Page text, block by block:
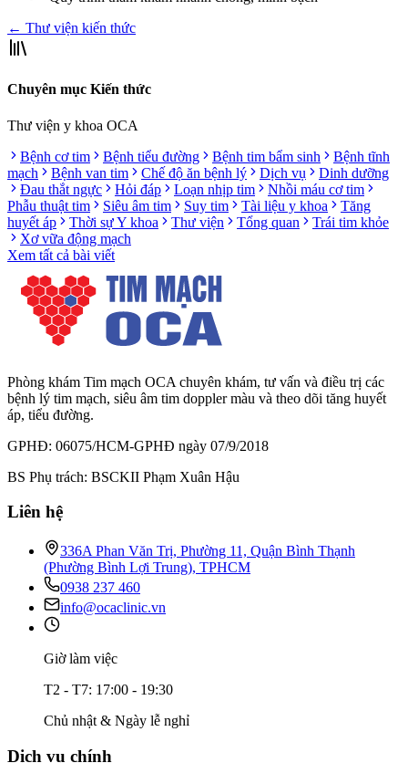
← Thư viện kiến thức
Chuyên mục Kiến thức
Thư viện y khoa OCA
Bệnh cơ tim
Bệnh tiểu đường Bệnh tim bẩm sinh
Bệnh tĩnh
mạch
Bệnh van tim Chế độ ăn bệnh lý Dịch vụ
Dinh dưỡng
Đau thắt ngực
Hỏi đáp Loạn nhịp tim
Nhồi máu cơ tim
Phẫu thuật tim
Siêu âm tim Suy tim Tài liệu y khoa
Tăng
huyết áp
Thời sự Y khoa Thư viện Tổng quan
Trái tim khỏe
Xơ vữa động mạch
Xem tất cả bài viết
Phòng khám Tim mạch OCA chuyên khám, tư vấn và điều trị các
bệnh lý tim mạch, siêu âm tim doppler màu và theo dõi tăng huyết
áp, tiểu đường.
GPHĐ: 06075/HCM-GPHĐ ngày 07/9/2018
BS Phụ trách: BSCKII Phạm Xuân Hậu
Liên hệ
336A Phan Văn Trị, Phường 11, Quận Bình Thạnh
(Phường Bình Lợi Trung), TPHCM
0938 237 460
info@ocaclinic.vn
Giờ làm việc
T2 - T7: 17:00 - 19:30
Chủ nhật & Ngày lễ nghỉ
Dịch vụ chính